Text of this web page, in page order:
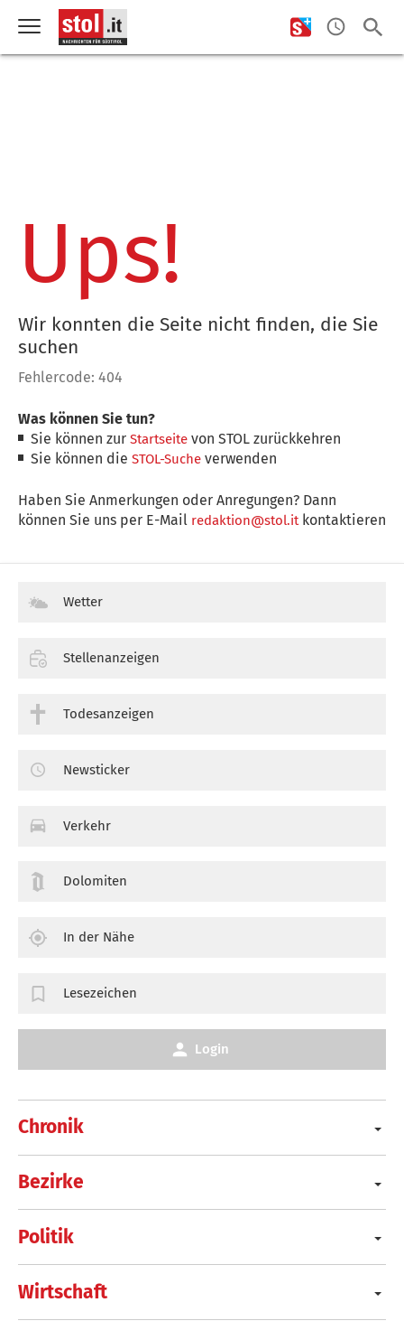
Ups!
Wir konnten die Seite nicht finden, die Sie
suchen
Fehlercode: 404
Was können Sie tun?
Sie können zurStartseite von STOL zurückkehren
Sie können dieSTOL-Suche verwenden
Haben Sie Anmerkungen oder Anregungen? Dann
können Sie uns per E-Mail redaktion@stol.itkontaktieren
Chronik
Bezirke
Politik
Wirtschaft
Wetter
Stellenanzeigen
Todesanzeigen
Newsticker
Verkehr
Dolomiten
In der Nähe
Lesezeichen
Login